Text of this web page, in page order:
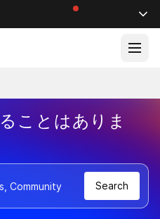
ことはありま
Search